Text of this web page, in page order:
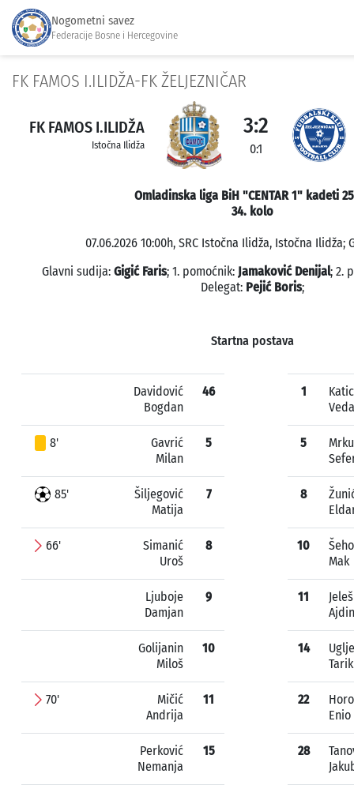
Nogometni savez
Federacije Bosne i Hercegovine
FK FAMOS I.ILIDŽA-FK ŽELJEZNIČAR
FK FAMOS I.ILIDŽA
Istočna Ilidža
3:2
0:1
Omladinska liga BiH "CENTAR 1" kadeti
34. kolo
07.06.2026 10:00h, SRC Istočna Ilidža, Istočna Ilidža;
Glavni sudija: Gigić Faris; 1. pomoćnik: Jamaković Denijal; 2.
Delegat: Pejić Boris;
Startna postava
Davidović
Bogdan
46
8'
Gavrić
Milan
5
85'
Šiljegović
Matija
7
66'
Simanić
Uroš
8
Ljuboje
Damjan
9
Golijanin
Miloš
10
70'
Mičić
Andrija
11
Perković
Nemanja
15
1
5
8
10
Mak
11
Ajdin
14
Tarik
22
Enio
28